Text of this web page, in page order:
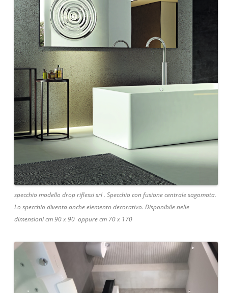
specchio modello drop riflessi srl . Specchio con fusione centrale sagomata.
Lo specchio diventa anche elemento decorativo. Disponibile nelle
dimensioni cm 90 x 90 oppure cm 70 x 170